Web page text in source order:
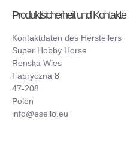
Produktsicherheit und Kontakte
Kontaktdaten des Herstellers
Super Hobby Horse
Renska Wies
Fabryczna 8
47-208
Polen
info@esello.eu